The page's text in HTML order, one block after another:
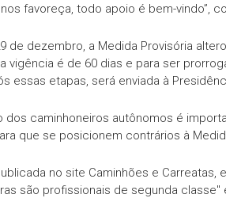
favoreça, todo apoio é bem-vindo”,
de dezembro, a Medida Provisória
vigência é de 60 dias e para ser
essas etapas, será enviada à
dos caminhoneiros autônomos é
que se posicionem contrários à
no site Caminhões e
são profissionais de segunda